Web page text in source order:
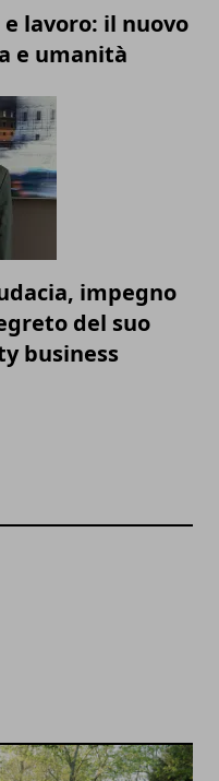
lavoro: il nuovo
e umanità
impegno
del suo
business